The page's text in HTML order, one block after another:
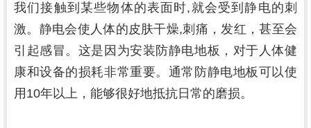
我们接触到某些物体的表面时,就会受到静电的刺
激。静电会使人体的皮肤干燥,刺痛，发红，甚至会
引起感冒。这是因为安装防静电地板，对于人体健
康和设备的损耗非常重要。通常防静电地板可以使
用10年以上，能够很好地抵抗日常的磨损。